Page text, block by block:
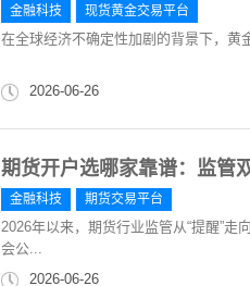
金融科技 现货黄金交易平台
在全球经济不确定性加剧的背景下，黄
2026-06-26
期货开户选哪家靠谱：监管
金融科技 期货交易平台
2026年以来，期货行业监管从“提醒”走
会公...
2026-06-26